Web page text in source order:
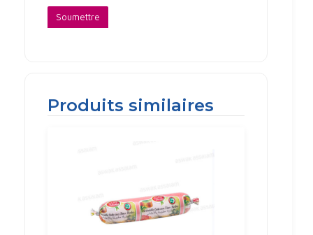
Produits similaires